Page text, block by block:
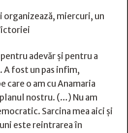
miercuri, un
adevăr și pentru a
A fost un pas infim,
care o am cu Anamaria
nostru. (…) Nu am
Sarcina mea aici și
este reintrarea în